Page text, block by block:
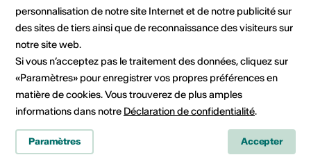
l'organisateur ou l'office du
tourisme compétent.
Domaine
Type d'événement
Concert
Lieu de l'événement
personnalisation de notre site Internet et de notre publicité sur
des sites de tiers ainsi que de reconnaissance des visiteurs sur
notre site web.
Si vous n’acceptez pas le traitement des données, cliquez sur
«Paramètres» pour enregistrer vos propres préférences en
matière de cookies. Vous trouverez de plus amples
informations dans notre Déclaration de confidentialité.
Paramètres Accepter